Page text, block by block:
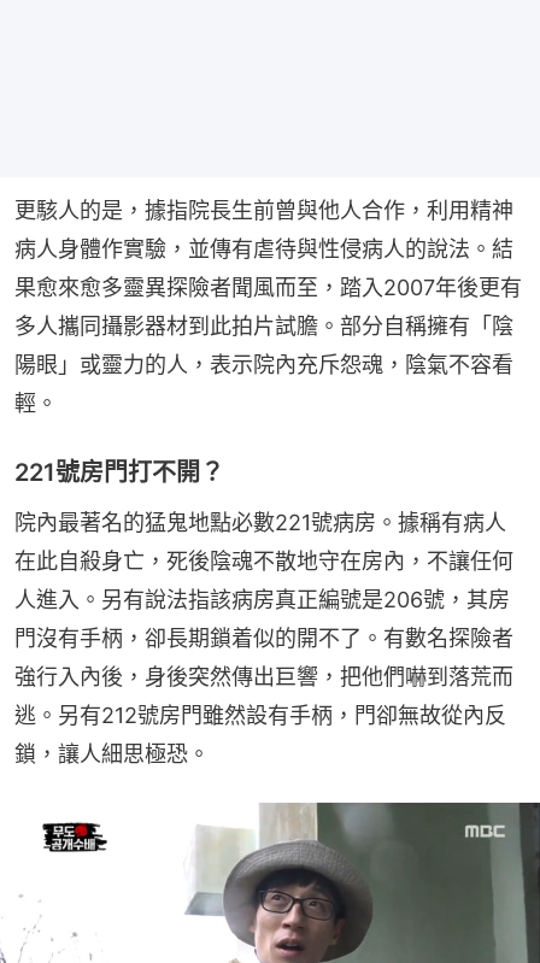
更駭人的是，據指院長生前曾與他人合作，利用精神
病人身體作實驗，並傳有虐待與性侵病人的說法。結
果愈來愈多靈異探險者聞風而至，踏入2007年後更有
多人攜同攝影器材到此拍片試膽。部分自稱擁有「陰
陽眼」或靈力的人，表示院內充斥怨魂，陰氣不容看
輕。
221號房門打不開？
院內最著名的猛鬼地點必數221號病房。據稱有病人
在此自殺身亡，死後陰魂不散地守在房內，不讓任何
人進入。另有說法指該病房真正編號是206號，其房
門沒有手柄，卻長期鎖着似的開不了。有數名探險者
強行入內後，身後突然傳出巨響，把他們嚇到落荒而
逃。另有212號房門雖然設有手柄，門卻無故從內反
鎖，讓人細思極恐。